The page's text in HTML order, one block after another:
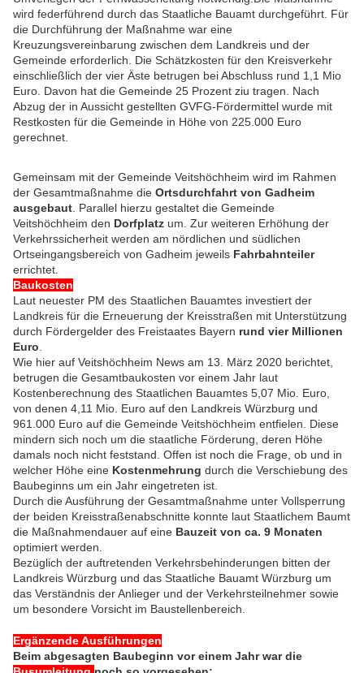
wird federführend durch das Staatliche Bauamt durchgeführt. Für
die Durchführung der Maßnahme war eine
Kreuzungsvereinbarung zwischen dem Landkreis und der
Gemeinde erforderlich. Die Schätzkosten für den Kreisverkehr
einschließlich der vier Äste betrugen bei Abschluss rund 1,1 Mio
Euro. Davon hat die Gemeinde 25 Prozent ziu tragen. Nach
Abzug der in Aussicht gestellten GVFG-Fördermittel wurde mit
Restkosten für die Gemeinde in Höhe von 225.000 Euro
gerechnet.
Gemeinsam mit der Gemeinde Veitshöchheim wird im Rahmen
der Gesamtmaßnahme die Ortsdurchfahrt von Gadheim
ausgebaut . Parallel hierzu gestaltet die Gemeinde
Veitshöchheim den Dorfplatz um. Zur weiteren Erhöhung der
Verkehrssicherheit werden am nördlichen und südlichen
Ortseingangsbereich von Gadheim jeweils Fahrbahnteiler
errichtet.
Baukosten
Laut neuester PM des Staatlichen Bauamtes investiert der
Landkreis für die Erneuerung der Kreisstraßen mit Unterstützung
durch Fördergelder des Freistaates Bayern rund vier Millionen
Euro
Wie hier auf Veitshöchheim News am 13. März 2020 berichtet,
betrugen die Gesamtbaukosten vor einem Jahr laut
Kostenberechnung des Staatlichen Bauamtes 5,07 Mio. Euro,
von denen 4,11 Mio. Euro auf den Landkreis Würzburg und
961.000 Euro auf die Gemeinde Veitshöchheim entfielen. Diese
mindern sich noch um die staatliche Förderung, deren Höhe
damals noch nicht feststand. Offen ist noch die Frage, ob und in
welcher Höhe eine Kostenmehrung durch die Verschiebung des
Baubeginns um ein Jahr eingetreten ist.
Durch die Ausführung der Gesamtmaßnahme unter Vollsperrung
der beiden Kreisstraßenabschnitte konnte laut Staatlichem Baumt
die Maßnahmendauer auf eine Bauzeit von ca. 9 Monaten
optimiert werden.
Bezüglich der auftretenden Verkehrsbehinderungen bitten der
Landkreis Würzburg und das Staatliche Bauamt Würzburg um
das Verständnis der Anlieger und der Verkehrsteilnehmer sowie
um besondere Vorsicht im Baustellenbereich.
Ergänzende Ausführungen
Beim abgesagten Baubeginn vor einem Jahr war die